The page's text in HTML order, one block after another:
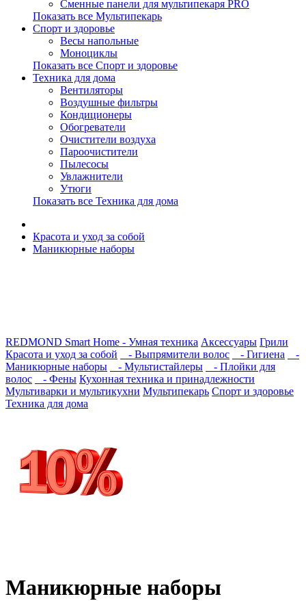
Сменные панели для мультипекаря PRO
Показать все Мультипекарь
Спорт и здоровье
Весы напольные
Моноциклы
Показать все Спорт и здоровье
Техника для дома
Вентиляторы
Воздушные фильтры
Кондиционеры
Обогреватели
Очистители воздуха
Пароочистители
Пылесосы
Увлажнители
Утюги
Показать все Техника для дома
Красота и уход за собой
Маникюрные наборы
REDMOND Smart Home - Умная техника Аксессуары Грили
Красота и уход за собой
- Выпрямители волос - Гигиена
-
Маникюрные наборы
- Мультистайлеры
- Плойки для
волос
- Фены Кухонная техника и принадлежности
Мультиварки и мультикухни Мультипекарь Спорт и здоровье
Техника для дома
Маникюрные наборы